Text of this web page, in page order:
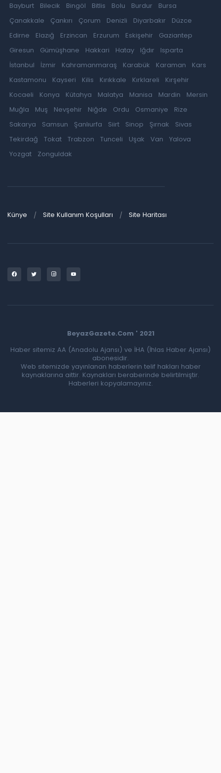
Bayburt
Bilecik Bingöl Bitlis Bolu Burdur
Bursa
Çanakkale
Çankırı Çorum Denizli Diyarbakır
Düzce
Edirne
Elazığ Erzincan Erzurum Eskişehir
Gaziantep
Giresun
Gümüşhane Hakkari Hatay Iğdır
Isparta
İstanbul
İzmir Kahramanmaraş Karabük Karaman
Kars
Kastamonu
Kayseri Kilis Kırıkkale Kırklareli
Kırşehir
Kocaeli
Konya Kütahya Malatya Manisa Mardin
Mersin
Muğla
Muş Nevşehir Niğde Ordu Osmaniye
Rize
Sakarya
Samsun Şanlıurfa Siirt Sinop Şırnak
Sivas
Tekirdağ
Tokat Trabzon Tunceli Uşak Van
Yalova
Yozgat
Zonguldak
Künye Site Kullanım Koşulları Site Haritası
BeyazGazete.Com ' 2021
Haber sitemiz AA (Anadolu Ajansı) ve İHA (İhlas Haber Ajansı)
abonesidir.
Web sitemizde yayınlanan haberlerin telif hakları haber
kaynaklarına aittir. Kaynakları beraberinde belirtilmiştir.
Haberleri kopyalamayınız.